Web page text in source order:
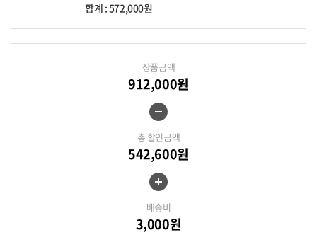
합계 : 572,000원
상품금액
912,000원
총 할인금액
542,600원
배송비
3,000원